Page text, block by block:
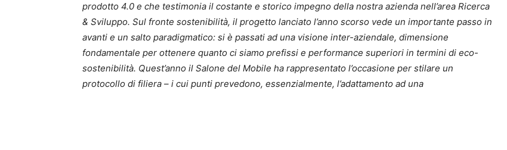
prodotto 4.0 e che testimonia il costante e storico impegno della nostra azienda nell’area Ricerca
& Sviluppo. Sul fronte sostenibilità, il progetto lanciato l’anno scorso vede un importante passo in
avanti e un salto paradigmatico: si è passati ad una visione inter-aziendale, dimensione
fondamentale per ottenere quanto ci siamo prefissi e performance superiori in termini di eco-
sostenibilità. Quest’anno il Salone del Mobile ha rappresentato l’occasione per stilare un
protocollo di filiera – i cui punti prevedono, essenzialmente, l’adattamento ad una